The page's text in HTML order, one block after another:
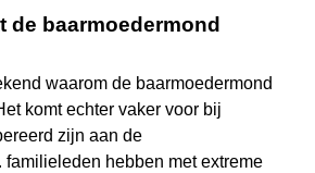
de baarmoedermond
waarom de baarmoedermond
komt echter vaker voor bij
zijn aan de
familieleden hebben met extreme